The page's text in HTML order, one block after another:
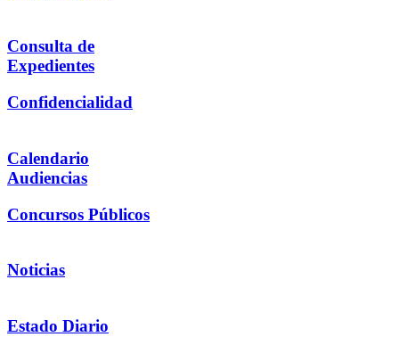
Consulta de
Expedientes
Confidencialidad
Calendario
Audiencias
Concursos Públicos
Noticias
Estado Diario